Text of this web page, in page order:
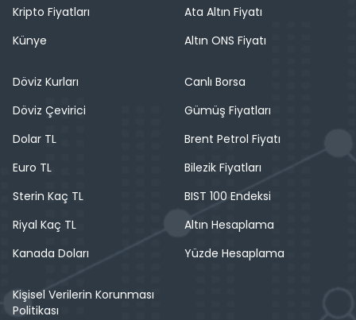
Kripto Fiyatları
Künye
Ata Altın Fiyatı
Altın ONS Fiyatı
Döviz Kurları
Döviz Çevirici
Dolar TL
Euro TL
Sterin Kaç TL
Riyal Kaç TL
Kanada Doları
Canlı Borsa
Gümüş Fiyatları
Brent Petrol Fiyatı
Bilezik Fiyatları
BIST 100 Endeksi
Altın Hesaplama
Yüzde Hesaplama
Kişisel Verilerin Korunması
Politikası